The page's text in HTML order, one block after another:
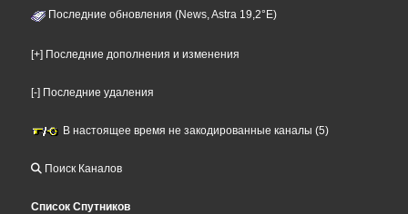
Последние обновления (News, Astra 19,2°E)
[+] Последние дополнения и изменения
[-] Последние удаления
В настоящее время не закодированные каналы (5)
Поиск Каналов
Список Спутников